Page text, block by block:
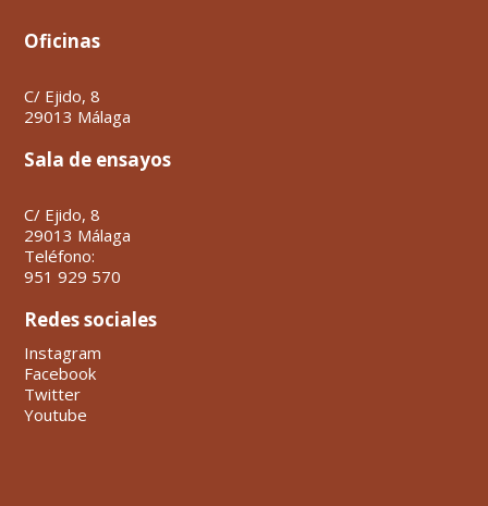
Oficinas
C/ Ejido, 8
29013 Málaga
Sala de ensayos
C/ Ejido, 8
29013 Málaga
Teléfono:
951 929 570
Redes sociales
Instagram
Facebook
Twitter
Youtube